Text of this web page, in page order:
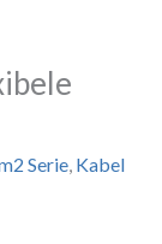
Serie, Kabel